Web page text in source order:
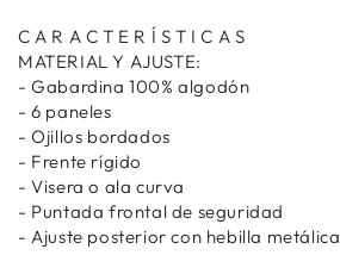
C A R A C T E R Í S T I C A S
MATERIAL Y AJUSTE:
- Gabardina 100% algodón
- 6 paneles
- Ojillos bordados
- Frente rígido
- Visera o ala curva
- Puntada frontal de seguridad
- Ajuste posterior con hebilla metálica